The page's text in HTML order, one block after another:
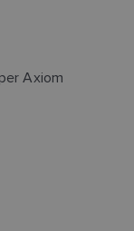
Axiom